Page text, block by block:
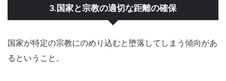
3.国家と宗教の適切な距離の確保
国家が特定の宗教にのめり込むと堕落してしまう傾向があ
るということ。